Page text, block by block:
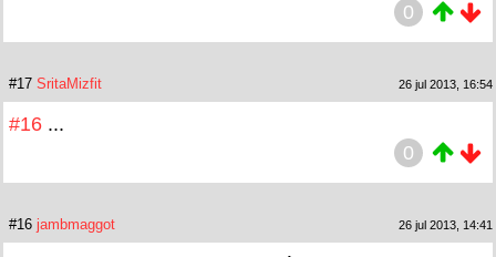
0
#17 SritaMizfit 26 jul 2013, 16:54
#16 ...
0
#16 jambmaggot 26 jul 2013, 14:41